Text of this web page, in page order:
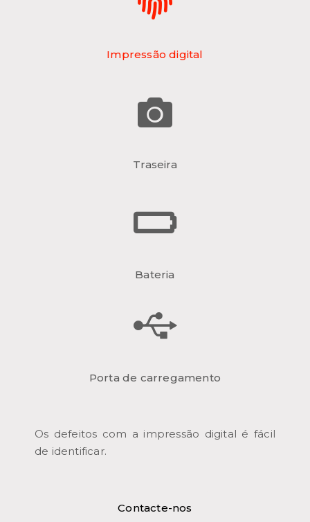
Impressão digital
Traseira
Bateria
Porta de carregamento
Os defeitos com a impressão digital é fácil
de identificar.
Contacte-nos